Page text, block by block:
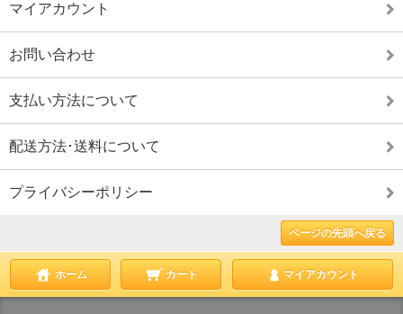
マイアカウント
お問い合わせ
支払い方法について
配送方法･送料について
プライバシーポリシー
ページの先頭へ戻る
ホーム カート マイアカウント